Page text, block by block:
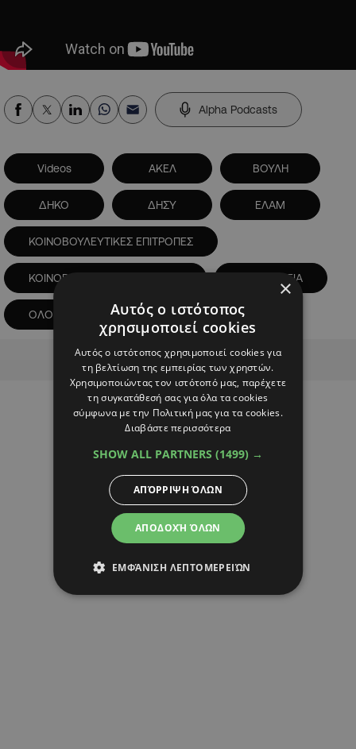
Alpha Podcasts
Videos ΑΚΕΛ ΒΟΥΛΗ
ΔΗΚΟ ΔΗΣΥ ΕΛΑΜ
ΚΟΙΝΟΒΟΥΛΕΥΤΙΚΕΣ ΕΠΙΤΡΟΠΕΣ
ΚΟΙΝΟΒΟΥΛΕΥΤΙΚΗ ΕΠΙΤΡΟΠΗ ΟΛΟΜΕΛΕΙΑ
ΟΛΟΜΕΛΕΙΑ ΒΟΥΛΗΣ
Advertisement
×
Αυτός ο ιστότοπος
χρησιμοποιεί cookies
Αυτός ο ιστότοπος χρησιμοποιεί cookies για
τη βελτίωση της εμπειρίας των χρηστών.
Χρησιμοποιώντας τον ιστότοπό μας, παρέχετε
τη συγκατάθεσή σας για όλα τα cookies
σύμφωνα με την Πολιτική μας για τα cookies.
Διαβάστε περισσότερα
SHOW ALL PARTNERS (1499) →
ΑΠΟΔΟΧΉ ΌΛΩΝ
ΑΠΌΡΡΙΨΗ ΌΛΩΝ
ΕΜΦΆΝΙΣΗ ΛΕΠΤΟΜΕΡΕΙΏΝ